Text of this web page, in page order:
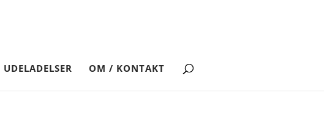
UDELADELSER OM / KONTAKT